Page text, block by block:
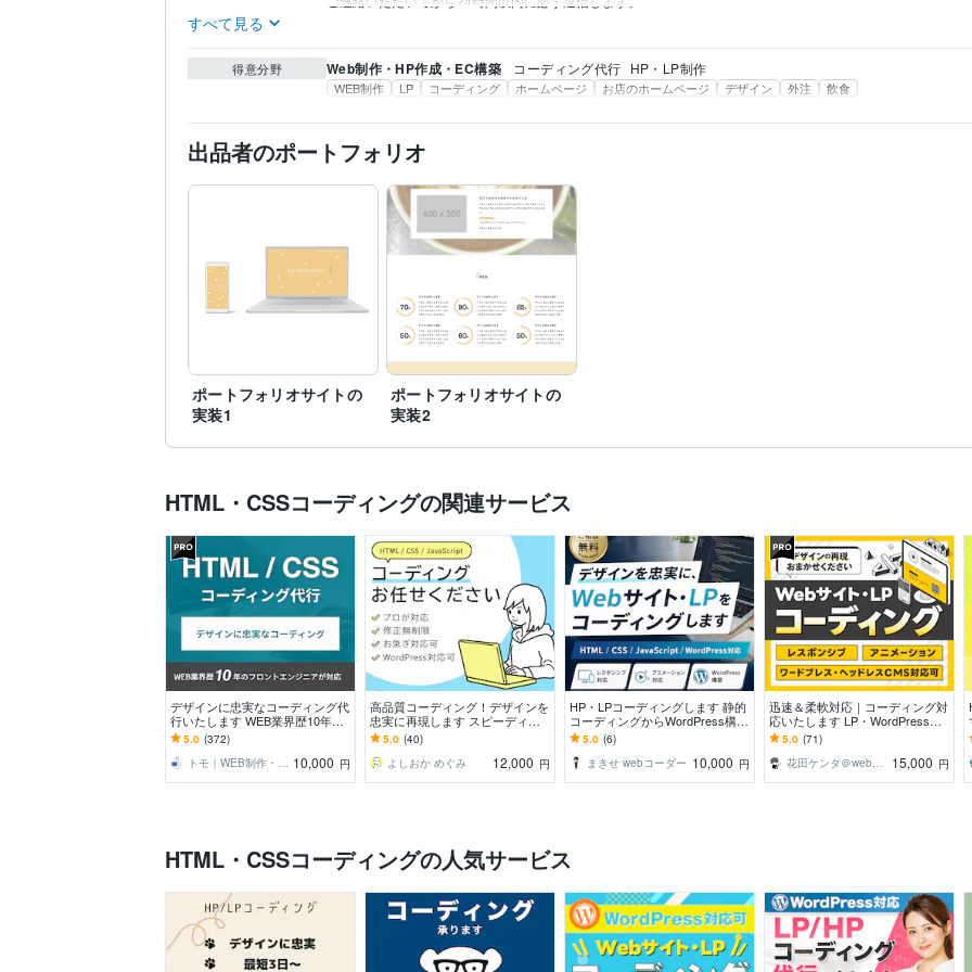
すべて見る
得意分野 Web制作・HP作成・EC構築 コーディング代行 HP・LP制作
WEB制作 LP コーディング ホームページ お店のホームページ デザイン 外注 飲食
出品者のポートフォリオ
ポートフォリオサイトの
実装1
ポートフォリオサイトの
実装2
HTML・CSSコーディングの関連サービス
デザインに忠実なコーディング代
行いたします WEB業界歴10年の
フロントエンジニアが対応しま
す！
5.0 (372)
トモ｜WEB制作・コーディング 10,000 円
高品質コーディング！デザインを
忠実に再現します スピーディー
納品、プロが対応します！
5.0 (40)
よしおか めぐみ
12,000 円
HP・LPコーディングします 静的
コーディングからWordPress構築
まで対応！！
5.0 (6)
まきせ webコーダー 10,000 円
迅速＆柔軟対応｜コーディング対
応いたします LP・WordPress・
アニメーション実装まで対応可
5.0 (71)
花田ケンタ＠web制作
15,000 円
HTML・CSSコーディングの人気サービス